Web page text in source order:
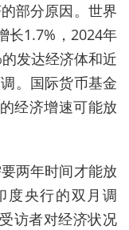
部分原因。世界
长1.7%，2024年
发达经济体和近
。国际货币基金
经济增速可能放
两年时间才能放
度央行的双月调
访者对经济状况